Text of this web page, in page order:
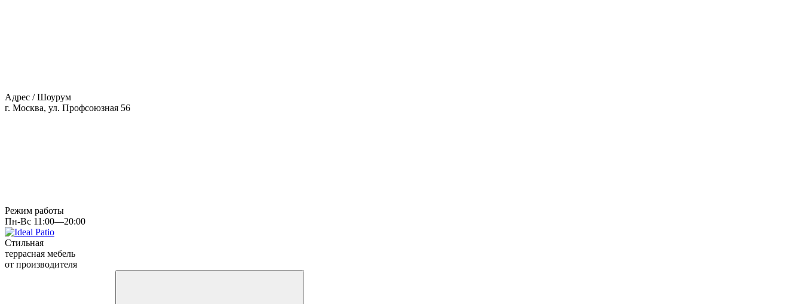
Адрес / Шоурум
г. Москва, ул. Профсоюзная 56
Режим работы
Пн-Вс 11:00—20:00
Стильная
террасная мебель
от производителя